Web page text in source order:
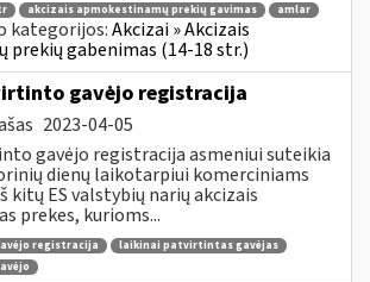
akcizais apmokestinamų prekių gavimas amlar
kategorijos:Akcizai » Akcizais
prekių gabenimas (14-18 str.)
gavėjo registracija
2023-04-05
gavėjo registracija asmeniui suteikia
dienų laikotarpiui komerciniams
kitų ES valstybių narių akcizais
prekes, kurioms...
registracija
laikinai patvirtintas gavėjas